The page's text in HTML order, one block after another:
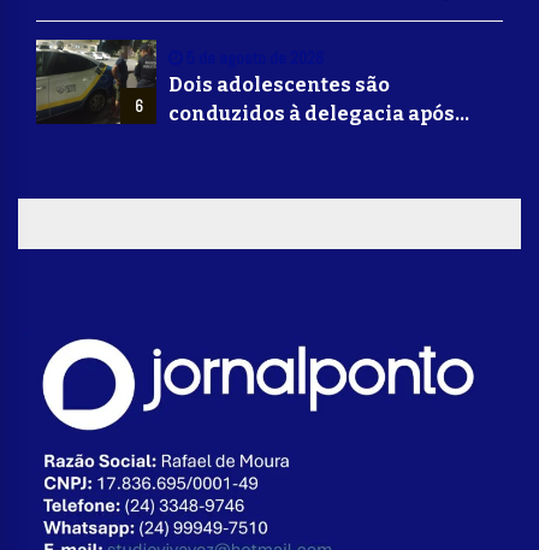
a ser oferecido em Volta
6
Dois adolescentes são
conduzidos à delegacia após